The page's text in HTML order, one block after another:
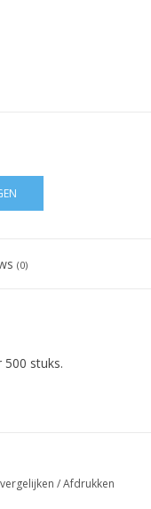
(0)
500 stuks.
/Afdrukken